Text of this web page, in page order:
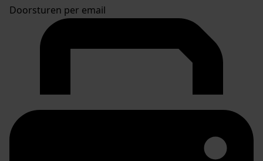
Doorsturen per email